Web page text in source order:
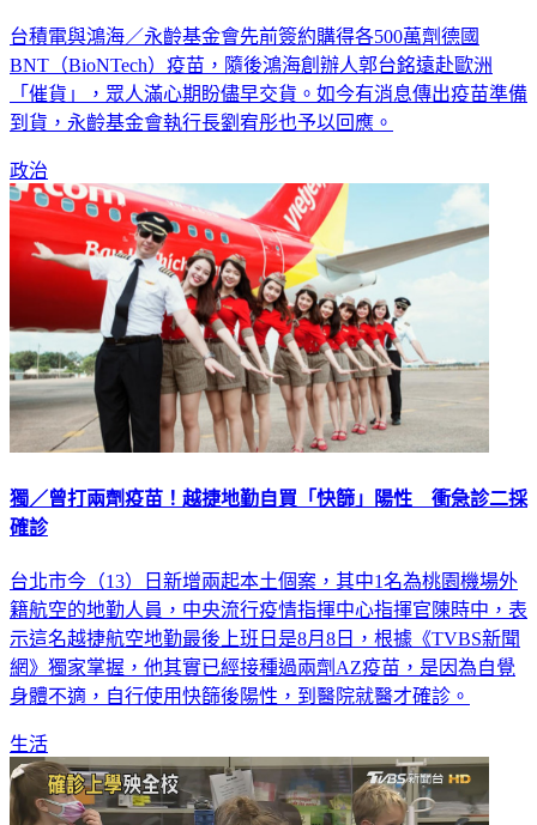
台積電與鴻海／永齡基金會先前簽約購得各500萬劑德國
BNT（BioNTech）疫苗，隨後鴻海創辦人郭台銘遠赴歐洲
「催貨」，眾人滿心期盼儘早交貨。如今有消息傳出疫苗準備
到貨，永齡基金會執行長劉宥彤也予以回應。
政治
獨／曾打兩劑疫苗！越捷地勤自買「快篩」陽性 衝急診二採
確診
台北市今（13）日新增兩起本土個案，其中1名為桃園機場外
籍航空的地勤人員，中央流行疫情指揮中心指揮官陳時中，表
示這名越捷航空地勤最後上班日是8月8日，根據《TVBS新聞
網》獨家掌握，他其實已經接種過兩劑AZ疫苗，是因為自覺
身體不適，自行使用快篩後陽性，到醫院就醫才確診。
生活